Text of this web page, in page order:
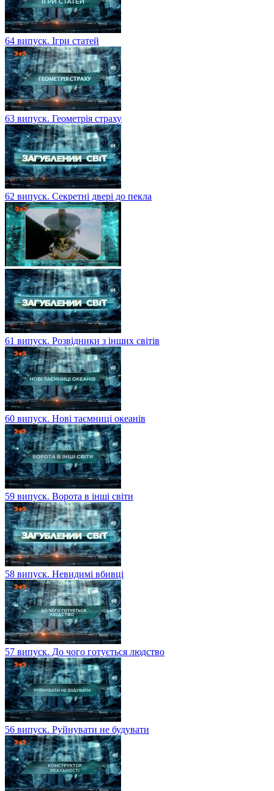
64 випуск. Ігри статей
63 випуск. Геометрія страху
62 випуск. Секретні двері до пекла
61 випуск. Розвідники з інших світів
60 випуск. Нові таємниці океанів
59 випуск. Ворота в інші світи
58 випуск. Невидимі вбивці
57 випуск. До чого готується людство
56 випуск. Руйнувати не будувати